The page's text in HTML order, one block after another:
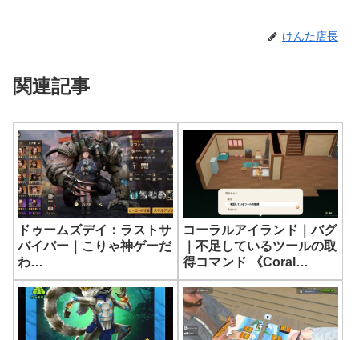
けんた店長
関連記事
ドゥームズデイ：ラストサ
バイバー｜こりゃ神ゲーだ
わ…
コーラルアイランド｜バグ
｜不足しているツールの取
得コマンド 《Coral
Island》